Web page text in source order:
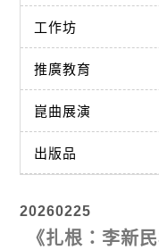
工作坊
推廣教育
崑曲展演
出版品
20260225
《扎根：李新